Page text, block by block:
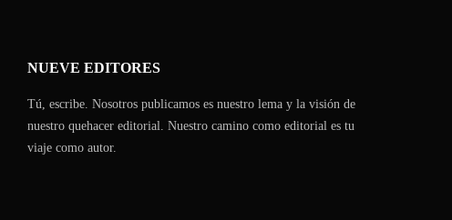
NUEVE EDITORES
Tú, escribe. Nosotros publicamos es nuestro lema y la visión de
nuestro quehacer editorial. Nuestro camino como editorial es tu
viaje como autor.